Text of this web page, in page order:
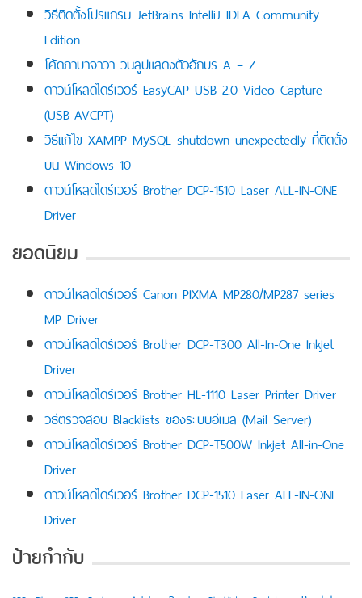
วิธีติดตั้งโปรแกรม JetBrains IntelliJ IDEA Community
Edition
โค้ดภาษาจาวา วนลูปแสดงตัวอักษร A – Z
ดาวน์โหลดไดร์เวอร์ EasyCAP USB 2.0 Video Capture
(USB-AVCPT)
วิธีแก้ไข XAMPP MySQL shutdown unexpectedly ที่ติดตั้ง
บน Windows 10
ดาวน์โหลดไดร์เวอร์ Brother DCP-1510 Laser ALL-IN-ONE
Driver
ยอดนิยม
ดาวน์โหลดไดร์เวอร์ Canon PIXMA MP280/MP287 series
MP Driver
ดาวน์โหลดไดร์เวอร์ Brother DCP-T300 All-In-One Inkjet
Driver
ดาวน์โหลดไดร์เวอร์ Brother HL-1110 Laser Printer Driver
วิธีตรวจสอบ Blacklists ของระบบอีเมล (Mail Server)
ดาวน์โหลดไดร์เวอร์ Brother DCP-T500W Inkjet All-in-One
Driver
ดาวน์โหลดไดร์เวอร์ Brother DCP-1510 Laser ALL-IN-ONE
Driver
ป้ายกำกับ